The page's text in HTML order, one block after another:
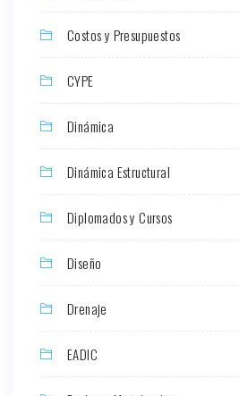
Costos y Presupuestos
CYPE
Dinámica
Dinámica Estructural
Diplomados y Cursos
Diseño
Drenaje
EADIC